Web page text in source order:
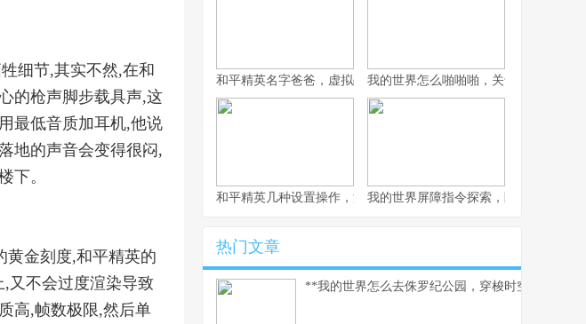
细节,其实不然,在和
的枪声脚步载具声,这
最低音质加耳机,他说
地的声音会变得很闷,
下。
黄金刻度,和平精英的
又不会过度渲染导致
高,帧数极限,然后单
和平精英名字爸爸，虚拟战场上的情感符号我的世界怎么啪啪啪，关于游戏互动的
和平精英几种设置操作，游戏体验质的飞跃，副标题，资深玩家的
我的世界屏障指令探索，隐形墙壁的创
热门文章
**我的世界怎么去侏罗纪公园，穿梭时空的驯龙之